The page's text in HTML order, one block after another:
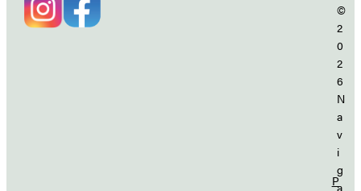
P
©
2
0
2
6
N
a
v
i
g
a